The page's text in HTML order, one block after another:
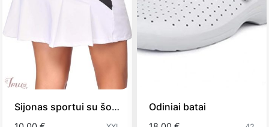
Sijonas sportui su šortais Odiniai batai